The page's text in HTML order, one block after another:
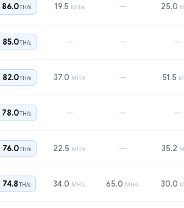
86.0TH/s 19.5 MH/s — 25.0
85.0TH/s — — —
82.0TH/s 37.0 MH/s — 51.5
78.0TH/s — — —
76.0TH/s 22.5 MH/s — 35.2
74.8TH/s 34.0 MH/s 65.0 MH/s 30.0